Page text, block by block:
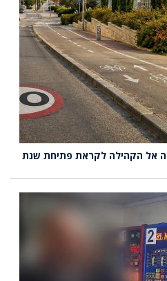
אל הקהילה לקראת פתיחת שנת